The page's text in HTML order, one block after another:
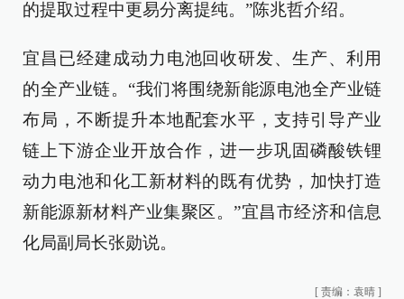
的提取过程中更易分离提纯。”陈兆哲介绍。
宜昌已经建成动力电池回收研发、生产、利用
的全产业链。“我们将围绕新能源电池全产业链
布局，不断提升本地配套水平，支持引导产业
链上下游企业开放合作，进一步巩固磷酸铁锂
动力电池和化工新材料的既有优势，加快打造
新能源新材料产业集聚区。”宜昌市经济和信息
化局副局长张勋说。
[ 责编：袁晴 ]